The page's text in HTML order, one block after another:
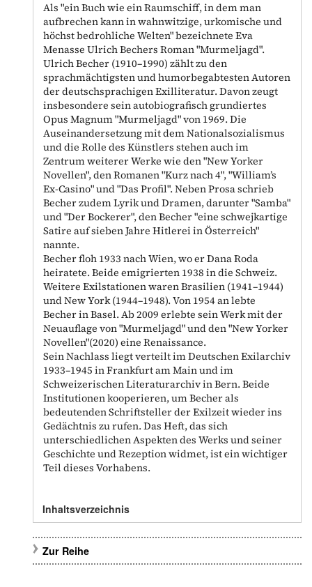
Als "ein Buch wie ein Raumschiff, in dem man
aufbrechen kann in wahnwitzige, urkomische und
höchst bedrohliche Welten" bezeichnete Eva
Menasse Ulrich Bechers Roman "Murmeljagd".
Ulrich Becher (1910–1990) zählt zu den
sprachmächtigsten und humorbegabtesten Autoren
der deutschsprachigen Exilliteratur. Davon zeugt
insbesondere sein autobiografisch grundiertes
Opus Magnum "Murmeljagd" von 1969. Die
Auseinandersetzung mit dem Nationalsozialismus
und die Rolle des Künstlers stehen auch im
Zentrum weiterer Werke wie den "New Yorker
Novellen", den Romanen "Kurz nach 4", "William’s
Ex-Casino" und "Das Profil". Neben Prosa schrieb
Becher zudem Lyrik und Dramen, darunter "Samba"
und "Der Bockerer", den Becher "eine schwejkartige
Satire auf sieben Jahre Hitlerei in Österreich"
nannte.
Becher floh 1933 nach Wien, wo er Dana Roda
heiratete. Beide emigrierten 1938 in die Schweiz.
Weitere Exilstationen waren Brasilien (1941–1944)
und New York (1944–1948). Von 1954 an lebte
Becher in Basel. Ab 2009 erlebte sein Werk mit der
Neuauflage von "Murmeljagd" und den "New Yorker
Novellen"(2020) eine Renaissance.
Sein Nachlass liegt verteilt im Deutschen Exilarchiv
1933–1945 in Frankfurt am Main und im
Schweizerischen Literaturarchiv in Bern. Beide
Institutionen kooperieren, um Becher als
bedeutenden Schriftsteller der Exilzeit wieder ins
Gedächtnis zu rufen. Das Heft, das sich
unterschiedlichen Aspekten des Werks und seiner
Geschichte und Rezeption widmet, ist ein wichtiger
Teil dieses Vorhabens.
Inhaltsverzeichnis
Zur Reihe